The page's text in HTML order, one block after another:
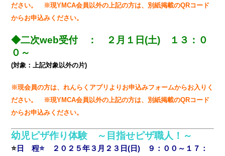
ださい。 ※現YMCA会員以外の上記の方は、別紙掲載のQRコード
からお申込みください。
◆二次web受付 ： ２月１日(土) １３：０
０～
(対象：上記対象以外の片)
※現会員の方は、れんらくアプリよりお申込みフォームからお入りく
ださい。 ※現YMCA会員以外の上記の方は、別紙掲載のQRコード
からお申込みください。
幼児ピザ作り体験 ～目指せピザ職人！～
⭐ 日 程⭐ ２０２５年３月２３日(日) ９：００～１７：